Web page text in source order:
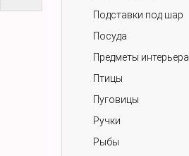
Подставки под шар
Посуда
Предметы интерьера
Птицы
Пуговицы
Ручки
Рыбы